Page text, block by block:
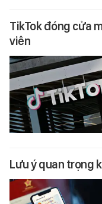
TikTok đóng cửa
viên
Lưu ý quan trọng